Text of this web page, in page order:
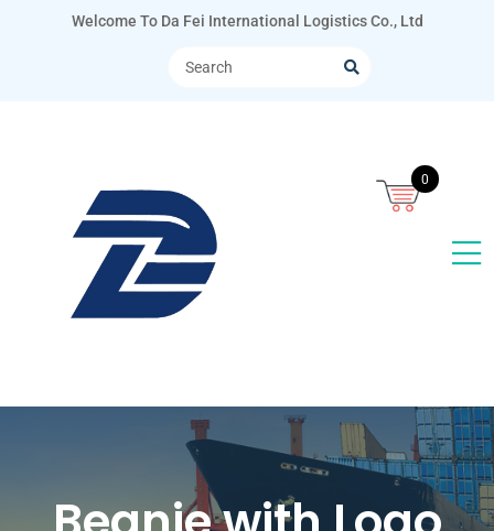
Welcome To Da Fei International Logistics Co., Ltd
0